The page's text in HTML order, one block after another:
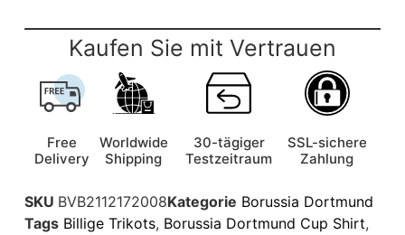
Kaufen Sie mit Vertrauen
Free
Delivery
Worldwide
Shipping
30-tägiger
Testzeitraum
SSL-sichere
Zahlung
SKU BVB2112172008Kategorie Borussia Dortmund
Tags Billige Trikots, Borussia Dortmund Cup Shirt,